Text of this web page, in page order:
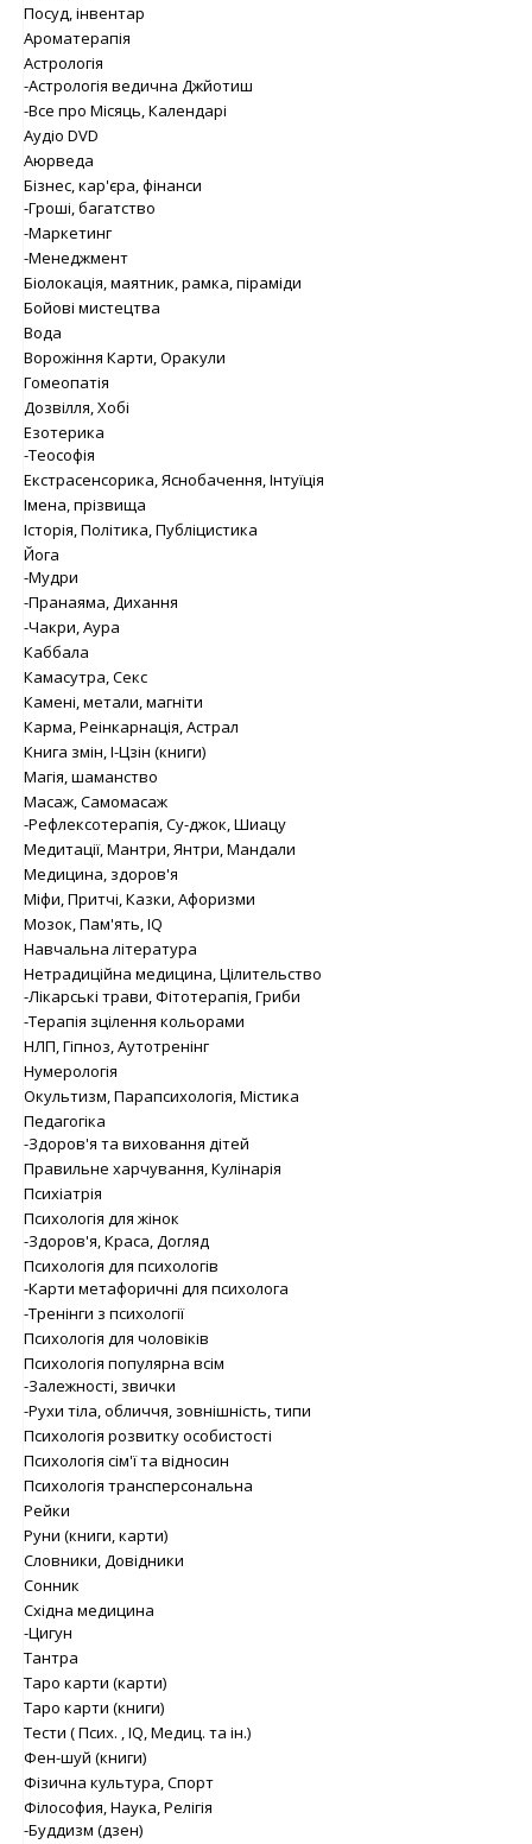
Посуд, інвентар
Ароматерапія
Астрологія
-Астрологія ведична Джйотиш
-Все про Місяць, Календарі
Аудіо DVD
Аюрведа
Бізнес, кар'єра, фінанси
-Гроші, багатство
-Маркетинг
-Менеджмент
Біолокація, маятник, рамка, піраміди
Бойові мистецтва
Вода
Ворожіння Карти, Оракули
Гомеопатія
Дозвілля, Хобі
Езотерика
-Теософія
Екстрасенсорика, Яснобачення, Інтуїція
Імена, прізвища
Історія, Політика, Публіцистика
Йога
-Мудри
-Пранаяма, Дихання
-Чакри, Аура
Каббала
Камасутра, Секс
Камені, метали, магніти
Карма, Реінкарнація, Астрал
Книга змін, І-Цзін (книги)
Магія, шаманство
Масаж, Самомасаж
-Рефлексотерапія, Су-джок, Шиацу
Медитації, Мантри, Янтри, Мандали
Медицина, здоров'я
Міфи, Притчі, Казки, Афоризми
Мозок, Пам'ять, IQ
Навчальна література
Нетрадиційна медицина, Цілительство
-Лікарські трави, Фітотерапія, Гриби
-Терапія зцілення кольорами
НЛП, Гіпноз, Аутотренінг
Нумерологія
Окультизм, Парапсихологія, Містика
Педагогіка
-Здоров'я та виховання дітей
Правильне харчування, Кулінарія
Психіатрія
Психологія для жінок
-Здоров'я, Краса, Догляд
Психологія для психологів
-Карти метафоричні для психолога
-Тренінги з психології
Психологія для чоловіків
Психологія популярна всім
-Залежності, звички
-Рухи тіла, обличчя, зовнішність, типи
Психологія розвитку особистості
Психологія сім'ї та відносин
Психологія трансперсональна
Рейки
Руни (книги, карти)
Словники, Довідники
Сонник
Східна медицина
-Цигун
Тантра
Таро карти (карти)
Таро карти (книги)
Тести ( Псих. , IQ, Медиц. та ін.)
Фен-шуй (книги)
Фізична культура, Спорт
Філософия, Наука, Релігія
-Буддизм (дзен)